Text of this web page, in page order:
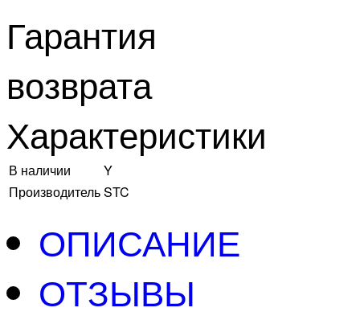
Гарантия
возврата
Характеристики
В наличии
Y
ПроизводительSTC
ОПИСАНИЕ
ОТЗЫВЫ